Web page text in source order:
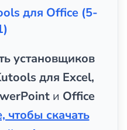
для Office (5-
установщиков
для Excel,
и Office
чтобы скачать